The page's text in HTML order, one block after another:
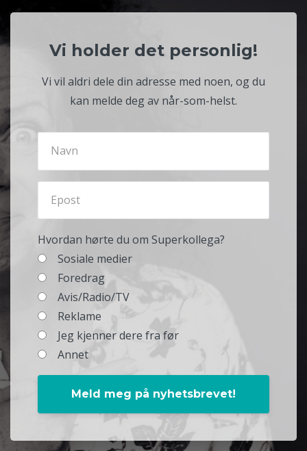
Vi holder det personlig!
Vi vil aldri dele din adresse med noen, og du
kan melde deg av når-som-helst.
Hvordan hørte du om Superkollega?
Sosiale medier
Foredrag
Avis/Radio/TV
Reklame
Jeg kjenner dere fra før
Annet
Meld meg på nyhetsbrevet!